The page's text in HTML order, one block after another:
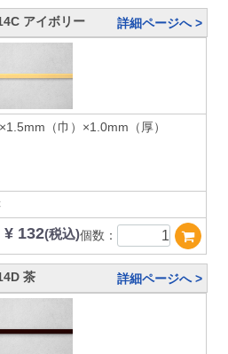
アイボリー 詳細ページへ >
（巾）×1.0mm（厚）
¥ 132(税込)個数：
茶 詳細ページへ >